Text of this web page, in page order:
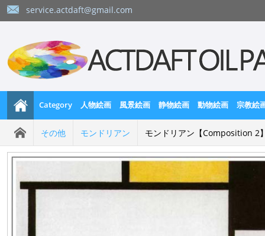
service.actdaft@gmail.com
Category 人物絵画 風景絵画 静物絵画 動物絵画 宗教絵
その他 モンドリアン モンドリアン【Composition 2